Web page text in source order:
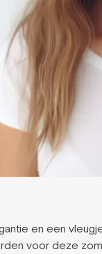
en een
voor deze